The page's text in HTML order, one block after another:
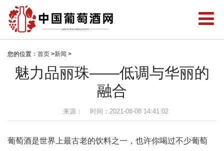
您的位置： 首页 >新闻 >
魅力品丽珠——低调与华丽的
融合
来源： 时间：2021-08-08 14:41:02
葡萄酒是世界上最古老的饮料之一，也许你喝过不少葡萄